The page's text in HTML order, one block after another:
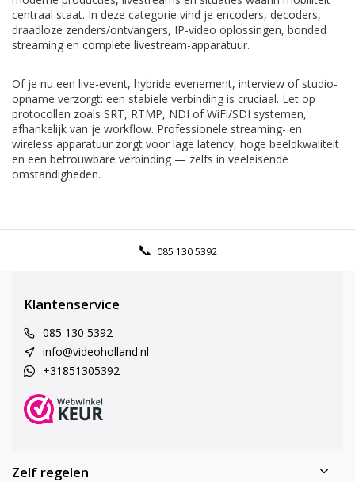
centraal staat. In deze categorie vind je encoders, decoders,
draadloze zenders/ontvangers, IP-video oplossingen, bonded
streaming en complete livestream-apparatuur.
Of je nu een live-event, hybride evenement, interview of studio-
opname verzorgt: een stabiele verbinding is cruciaal. Let op
protocollen zoals SRT, RTMP, NDI of WiFi/SDI systemen,
afhankelijk van je workflow. Professionele streaming- en
wireless apparatuur zorgt voor lage latency, hoge beeldkwaliteit
en een betrouwbare verbinding — zelfs in veeleisende
omstandigheden.
085 130 5392
Klantenservice
085 130 5392
info@videoholland.nl
+31851305392
Zelf regelen